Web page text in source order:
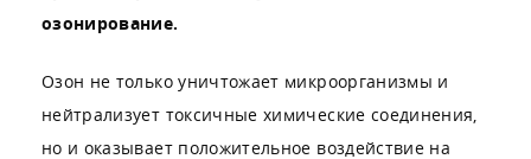
озонирование.
Озон не только уничтожает микроорганизмы и
нейтрализует токсичные химические соединения,
но и оказывает положительное воздействие на